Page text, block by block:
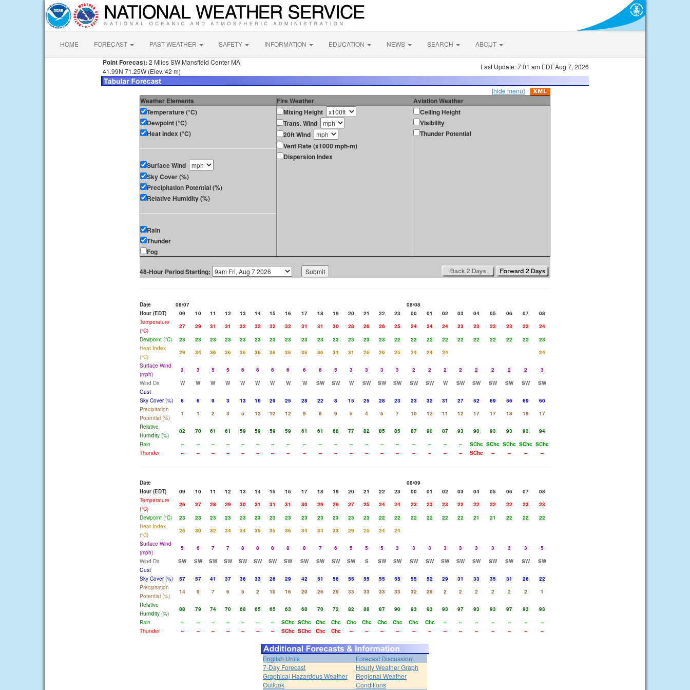
HOME FORECAST PAST WEATHER SAFETY INFORMATION EDUCATION NEWS SEARCH ABOUT
Point Forecast: 2 Miles SW Mansfield Center MA
41.99N 71.25W (Elev. 42 m)
Last Update: 7:01 am EDT Aug 7, 2026
[hide menu]
Weather Elements Fire Weather
Aviation Weather
Temperature (°C)
Dewpoint (°C)
Heat Index (°C)
Surface Wind
Sky Cover (%)
Precipitation Potential (%)
Relative Humidity (%)
Rain
Thunder
Fog
Mixing Height
Trans. Wind
20ft Wind
Vent Rate (x1000 mph-m)
Dispersion Index
Ceiling Height
Visibility
Thunder Potential
48-Hour Period Starting:
Date 08/07
08/08
Hour (EDT)
09 10 11 12 13 14 15 16 17 18 19 20 21 22 23 00 01 02 03 04 05 06 07
08
Temperature
(°C)
27 29 31 31 32 32 32 32 31 31 30 28 26 26 25 24 24 24 23 23 23 23 23
24
Dewpoint (°C)
23 23 23 23 23 23 23 23 23 23 23 23 23 23 22 22 22 22 22 22 22 22 22
23
Heat Index
(°C)
29 34 36 36 36 36 36 36 36 36 34 31 26 26 25 24 24 24
24
Surface Wind
(mph)
3 3 5 5 6 6 6 6 6 6 5 3 3 3 3 2 2 2 2 2 2 2 2
3
Wind Dir
W W W W W W W W W SW SW W SW SW SW SW SW W SW SW SW SW SW
SW
Gust
Sky Cover (%)
6 6 9 3 13 16 29 25 28 22 8 15 25 28 23 23 32 31 27 52 69 56 69
60
Precipitation
Potential (%)
1 1 2 3 5 12 12 12 9 8 9 5 4 5 7 10 12 11 12 17 17 18 19
17
Relative
Humidity (%)
82 70 61 61 59 59 59 59 61 61 68 77 82 85 85 87 90 87 93 90 93 93 93
94
Rain
-- -- -- -- -- -- -- -- -- -- -- -- -- -- -- -- -- -- -- SChc SChc SChc SChc SChc
Thunder
-- -- -- -- -- -- -- -- -- -- -- -- -- -- -- -- -- -- -- SChc -- -- -- --
Date
08/09
Hour (EDT)
09 10 11 12 13 14 15 16 17 18 19 20 21 22 23 00 01 02 03 04 05 06 07
08
Temperature
(°C)
26 27 28 29 30 31 31 31 30 29 29 27 25 24 24 23 23 23 22 22 22 22 23
23
Dewpoint (°C)
23 23 23 23 23 23 23 23 23 23 23 23 23 22 22 22 22 22 22 21 21 22 22
22
Heat Index
(°C)
26 30 32 34 34 35 35 36 34 34 33 29 25 24
24
Surface Wind
(mph)
5 6 7 7 8 8 8 8 8 7 6 5 5 5 3 3 3 3 3 3 3 3 3
5
Wind Dir
SW SW SW SW SW SW SW SW SW SW SW SW S SW SW SW SW SW SW SW SW SW SW
SW
Gust
Sky Cover (%)
57 57 41 37 36 33 26 29 42 51 56 55 55 55 55 55 52 29 31 33 35 31 26
22
Precipitation
Potential (%)
14 9 7 6 5 2 10 16 20 26 29 33 33 33 33 32 28 2 2 2 2 2 2
1
Relative
Humidity (%)
88 79 74 70 68 65 65 63 68 70 72 82 88 87 90 93 93 93 97 93 93 97 93
93
Rain
-- -- -- -- -- -- -- SChc SChc Chc Chc Chc Chc Chc Chc Chc Chc -- -- -- -- -- --
--
Thunder
-- -- -- -- -- -- -- SChc SChc Chc Chc -- -- -- -- -- -- -- -- -- -- -- -- --
English Units
Forecast Discussion
7-Day Forecast
Hourly Weather Graph
Graphical Hazardous Weather
Outlook
Regional Weather
Conditions